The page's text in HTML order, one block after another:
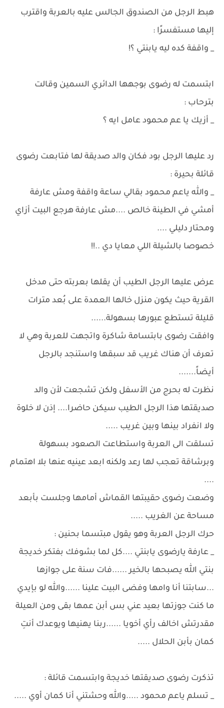
هبط الرجل من الصندوق الجالس عليه بالعربة واقترب
إليها مستفسرًا :
_ واقفة كده ليه يابنتي ؟!
ابتسمت له رضوى بوجهها الدائري السمين وقالت
بترحاب :
_ أزيك يا عم محمود عامل ايه ؟
رد عليها الرجل بود فكان والد صديقة لها فتابعت رضوى
قائلة بحيرة :
_ والله ياعم محمود بقالي ساعة واقفة ومش عارفة
أمشي في الطينة خالص ....مش عارفة هرجع البيت أزاي
ومحتار دليلي ....
خصوصا بالشيلة اللي معايا دي ..!!
عرض عليها الرجل الطيب أن يقلها بعربته حتى مدخل
القرية حيث يكون منزل خالها العمدة على بُعد مترات
قليلة تستطع عبورها بسهولة......
وافقت رضوى بابتسامة شاكرة واتجهت للعربة وهي لا
تعرف أن هناك غريب قد سبقها واستنجد بالرجل
أيضاً.......
نظرت له بحرج من الأسفل ولكن تشجعت لأن والد
صديقتها هذا الرجل الطيب سيكن حاضرا.... إذن لا خلوة
ولا انفراد بينها وبين غريب .....
تسلقت الى العربة واستطاعت الصعود بسهولة
وبرشاقة تعجب لها رعد ولكنه ابعد عينيه عنها بلا اهتمام
....
وضعت رضوى حقيبتها القماش أمامها وجلست بأبعد
مساحة عن الغريب .....
حرك الرجل العربة وهو يقول مبتسما بحنين :
_ عارفة يارضوى يابنتي ....كل لما بشوفك بفتكر خديجة
بنتي الله يصبحها بالخير ......فات سنة على جوازها
...سابتنا أنا وامها وفضى البيت علينا ......والله لو بإيدي
ما كنت جوزتها بعيد عني بس أبن عمها بقى ومن العيلة
مقدرتش اخالف رأي أخويا ......ربنا يهنيها ويوعدك أنتِ
كمان بأبن الحلال .....
تذكرت رضوى صديقتها خديجة وابتسمت قائلة :
_ تسلم ياعم محمود .....والله وحشتني أنا كمان أوي .....